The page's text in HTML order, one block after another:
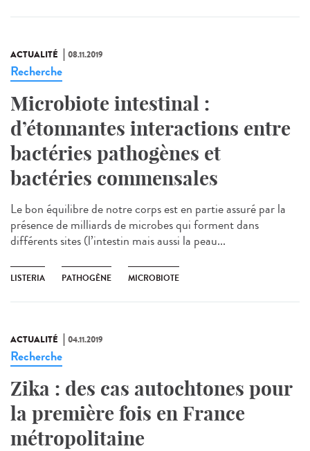
ACTUALITÉ 08.11.2019
Recherche
Microbiote intestinal :
d’étonnantes interactions entre
bactéries pathogènes et
bactéries commensales
Le bon équilibre de notre corps est en partie assuré par la
présence de milliards de microbes qui forment dans
différents sites (l’intestin mais aussi la peau...
LISTERIA PATHOGÈNE MICROBIOTE
ACTUALITÉ 04.11.2019
Recherche
Zika : des cas autochtones pour
la première fois en France
métropolitaine